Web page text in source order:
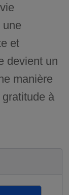
une
et
devient un
manière
à